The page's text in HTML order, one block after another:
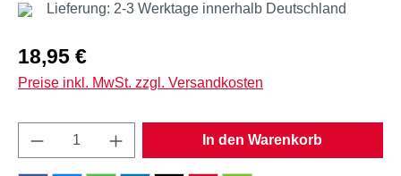
Lieferung: 2-3 Werktage innerhalb Deutschland
Regulärer Preis:
18,95 €
Preise inkl. MwSt. zzgl. Versandkosten
Produkt Anzahl: Gib den gewünschten
In den Warenkorb